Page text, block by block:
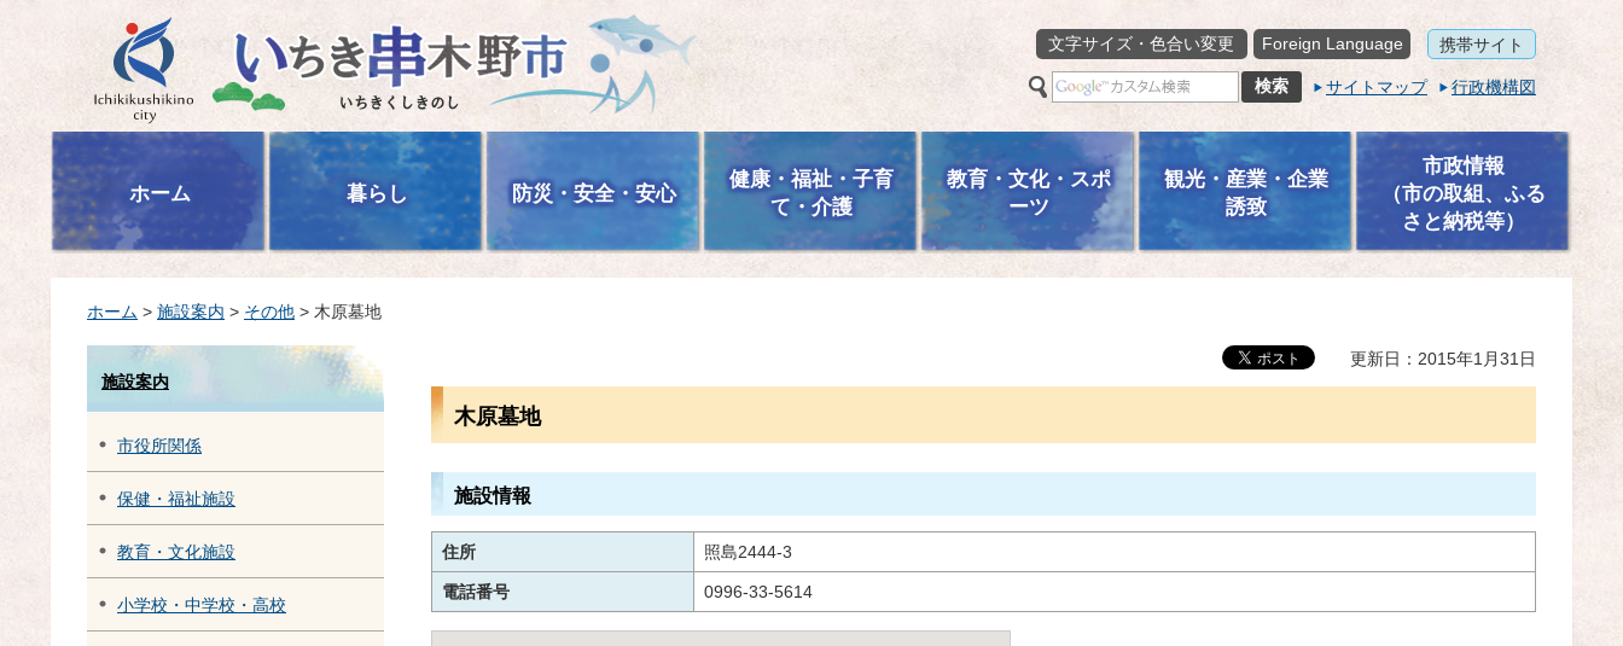
いちき串木野市
文字サイズ・色合い変更
Foreign Language 携帯サイト
サイトマップ 行政機構図
ホーム 暮らし 防災・安全・安心
健康・福祉・子育
て・介護
教育・文化・スポ
ーツ
観光・産業・企業
誘致
市政情報
（市の取組、ふる
さと納税等）
ホーム > 施設案内 > その他 > 木原墓地
施設案内
市役所関係
保健・福祉施設
教育・文化施設
小学校・中学校・高校
更新日：2015年1月31日
木原墓地
施設情報
住所 照島2444-3
電話番号 0996-33-5614